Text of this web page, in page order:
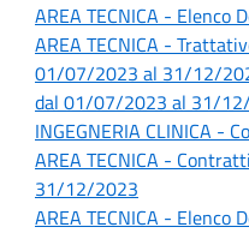
AREA TECNICA - Elenco
AREA TECNICA -
01/07/2023 al 31/12/
dal 01/07/2023 al 31/
INGEGNERIA CLINICA -
AREA TECNICA -
31/12/2023
AREA TECNICA - Elenco